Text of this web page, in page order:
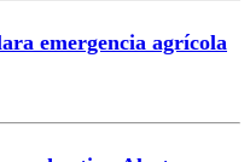
emergencia agrícola